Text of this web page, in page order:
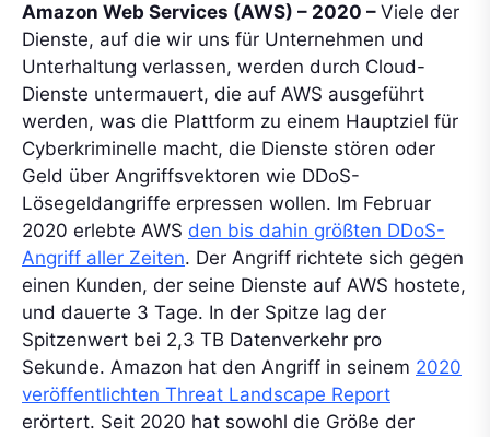
Amazon Web Services (AWS) – 2020 – Viele der
Dienste, auf die wir uns für Unternehmen und
Unterhaltung verlassen, werden durch Cloud-
Dienste untermauert, die auf AWS ausgeführt
werden, was die Plattform zu einem Hauptziel für
Cyberkriminelle macht, die Dienste stören oder
Geld über Angriffsvektoren wie DDoS-
Lösegeldangriffe erpressen wollen. Im Februar
2020 erlebte AWS den bis dahin größten DDoS-
Angriff aller Zeiten. Der Angriff richtete sich gegen
einen Kunden, der seine Dienste auf AWS hostete,
und dauerte 3 Tage. In der Spitze lag der
Spitzenwert bei 2,3 TB Datenverkehr pro
Sekunde. Amazon hat den Angriff in seinem 2020
veröffentlichten Threat Landscape Report
erörtert. Seit 2020 hat sowohl die Größe der